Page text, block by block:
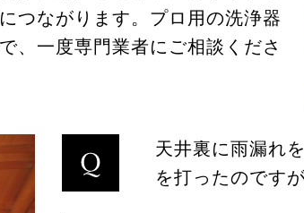
つながります。プロ用の洗浄器
、一度専門業者にご相談くださ
天井裏に雨漏れ
を打ったのです